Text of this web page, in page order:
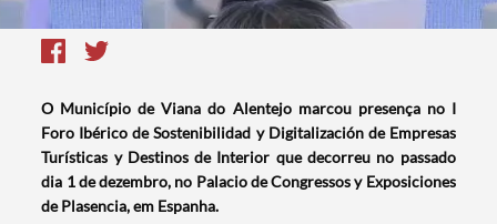
O Município de Viana do Alentejo marcou presença no I
Foro Ibérico de Sostenibilidad y Digitalización de Empresas
Turísticas y Destinos de Interior que decorreu no passado
dia 1 de dezembro, no Palacio de Congressos y Exposiciones
de Plasencia, em Espanha.